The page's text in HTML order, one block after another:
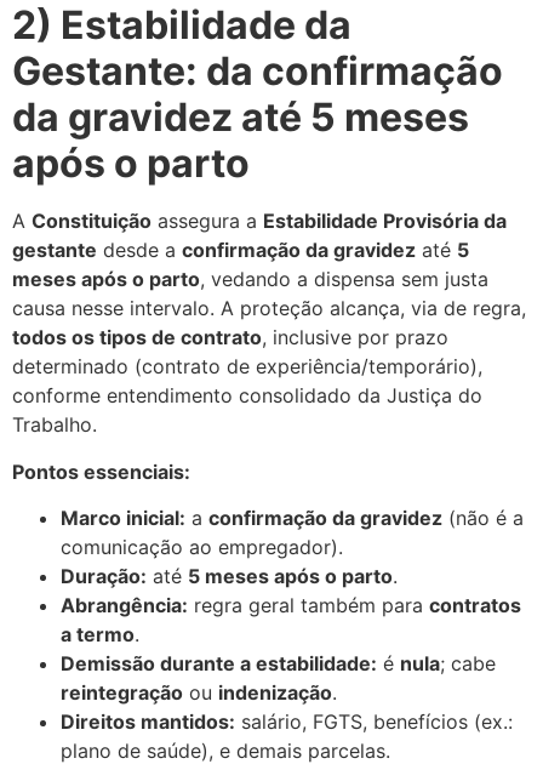
2) Estabilidade da
Gestante: da confirmação
da gravidez até 5 meses
após o parto
A Constituição assegura a Estabilidade Provisória da
gestante desde a confirmação da gravidez até 5
meses após o parto, vedando a dispensa sem justa
causa nesse intervalo. A proteção alcança, via de regra,
todos os tipos de contrato, inclusive por prazo
determinado (contrato de experiência/temporário),
conforme entendimento consolidado da Justiça do
Trabalho.
Pontos essenciais:
Marco inicial: a confirmação da gravidez (não é a
comunicação ao empregador).
Duração: até 5 meses após o parto.
Abrangência: regra geral também para contratos
a termo.
Demissão durante a estabilidade: é nula; cabe
reintegração ou indenização.
Direitos mantidos: salário, FGTS, benefícios (ex.:
plano de saúde), e demais parcelas.